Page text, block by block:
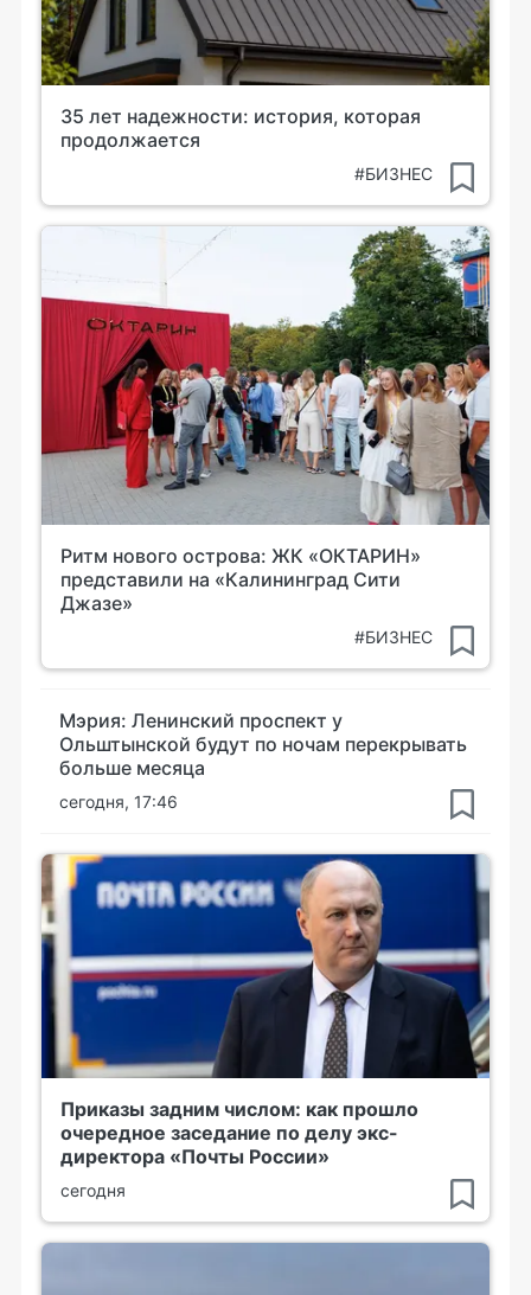
35 лет надежности: история, которая
продолжается
#БИЗНЕС
Ритм нового острова: ЖК «ОКТАРИН»
представили на «Калининград Сити
Джазе»
#БИЗНЕС
Мэрия: Ленинский проспект у
Ольштынской будут по ночам перекрывать
больше месяца
сегодня, 17:46
Приказы задним числом: как прошло
очередное заседание по делу экс-
директора «Почты России»
сегодня